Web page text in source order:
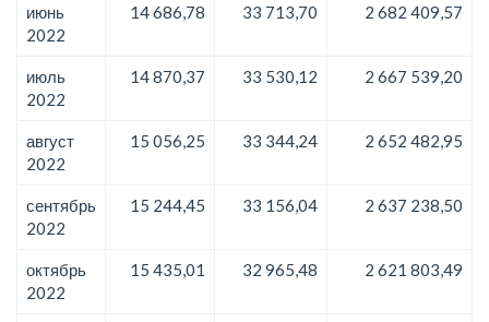
июнь
2022
14 686,78 33 713,70 2 682 409,57
июль
2022
14 870,37 33 530,12 2 667 539,20
август
2022
15 056,25 33 344,24 2 652 482,95
сентябрь
2022
15 244,45 33 156,04 2 637 238,50
октябрь
2022
15 435,01 32 965,48 2 621 803,49